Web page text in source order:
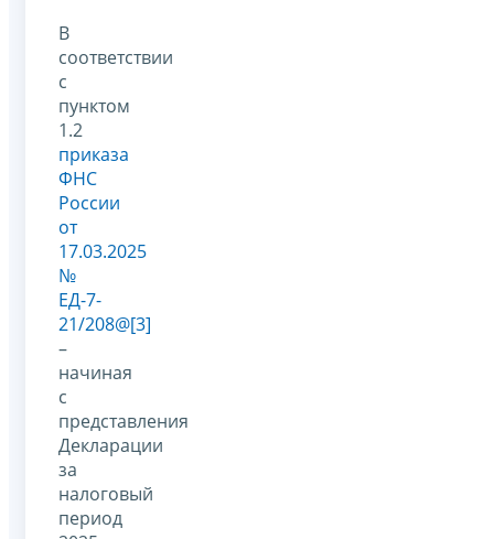
В
соответствии
с
пунктом
1.2
приказа
ФНС
России
от
17.03.2025
№
ЕД-7-
21/208@[3]
–
начиная
с
представления
Декларации
за
налоговый
период